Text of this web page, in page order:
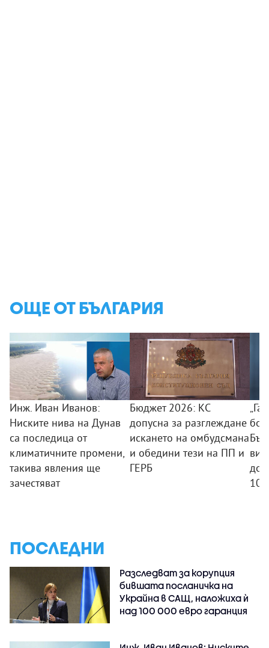
ОЩЕ ОТ БЪЛГАРИЯ
Инж. Иван Иванов:
Ниските нива на Дунав
са последица от
климатичните промени,
такива явления ще
зачестяват
Бюджет 2026: КС
допусна за разглеждане
искането на омбудсмана
и обедини тези на ПП и
ГЕРБ
ПОСЛЕДНИ
Разследват за корупция
бившата посланичка на
Украйна в САЩ, наложиха ѝ
над 100 000 евро гаранция